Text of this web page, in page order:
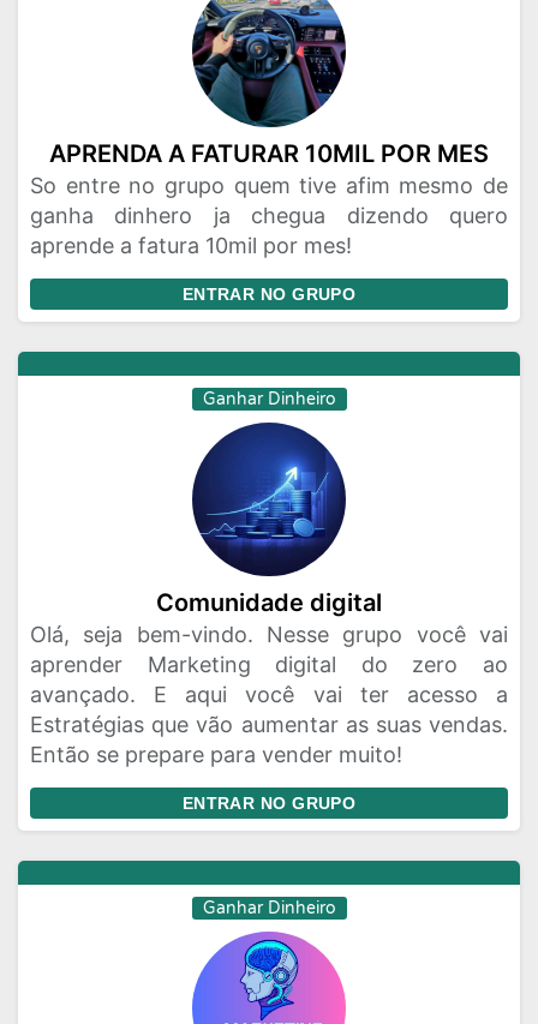
APRENDA A FATURAR 10MIL POR MES
So entre no grupo quem tive afim mesmo de
ganha dinhero ja chegua dizendo quero
aprende a fatura 10mil por mes!
ENTRAR NO GRUPO
Ganhar Dinheiro
Comunidade digital
Olá, seja bem-vindo. Nesse grupo você vai
aprender Marketing digital do zero ao
avançado. E aqui você vai ter acesso a
Estratégias que vão aumentar as suas vendas.
Então se prepare para vender muito!
ENTRAR NO GRUPO
Ganhar Dinheiro